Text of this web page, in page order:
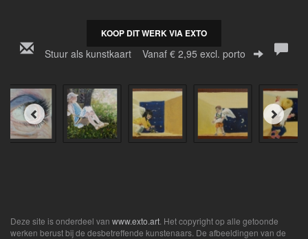
KOOP DIT WERK VIA EXTO
Stuur als kunstkaart Vanaf € 2,95 excl. porto
Deze site is onderdeel van www.exto.art . Het copyright op alle getoonde
werken berust bij de desbetreffende kunstenaars. De afbeeldingen van de